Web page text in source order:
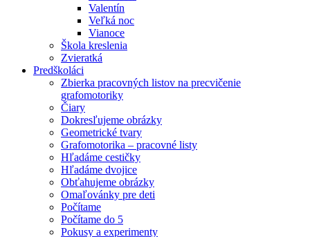
Valentín
Veľká noc
Vianoce
Škola kreslenia
Zvieratká
Predškoláci
Zbierka pracovných listov na precvičenie
grafomotoriky
Čiary
Dokresľujeme obrázky
Geometrické tvary
Grafomotorika – pracovné listy
Hľadáme cestičky
Hľadáme dvojice
Obťahujeme obrázky
Omaľovánky pre deti
Počítame
Počítame do 5
Pokusy a experimenty